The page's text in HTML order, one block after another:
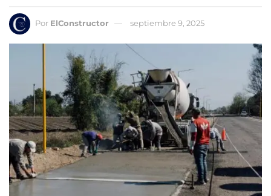
Por ElConstructor septiembre 9, 2025